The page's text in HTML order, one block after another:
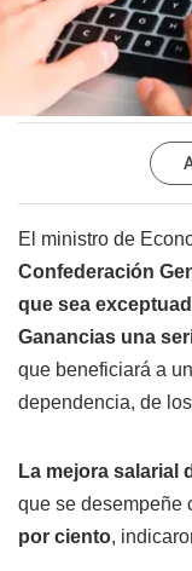
El ministro de
Confederación
que sea
Ganancias una
que beneficiará a
dependencia, de
La mejora salarial
que se desempeñe
por ciento,